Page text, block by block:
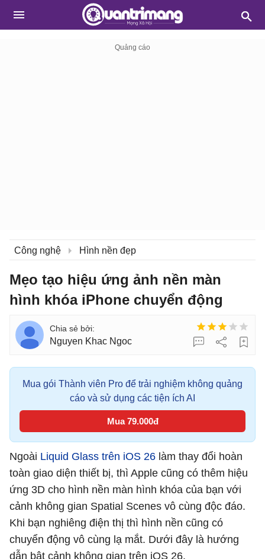
Công nghệ Hình nền đẹp
Mẹo tạo hiệu ứng ảnh nền màn
hình khóa iPhone chuyển động
Nguyen Khac Ngoc
Mua gói Thành viên Pro để trải nghiệm không quảng
cáo và sử dụng các tiện ích AI
Mua 79.000đ
Ngoài Liquid Glass trên iOS 26 làm thay đổi hoàn
toàn giao diện thiết bị, thì Apple cũng có thêm hiệu
ứng 3D cho hình nền màn hình khóa của bạn với
cảnh không gian Spatial Scenes vô cùng độc đáo.
Khi bạn nghiêng điện thị thì hình nền cũng có
chuyển động vô cùng lạ mắt. Dưới đây là hướng
dẫn bật cảnh không gian trên iOS 26.